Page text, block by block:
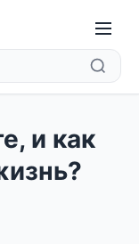
и как